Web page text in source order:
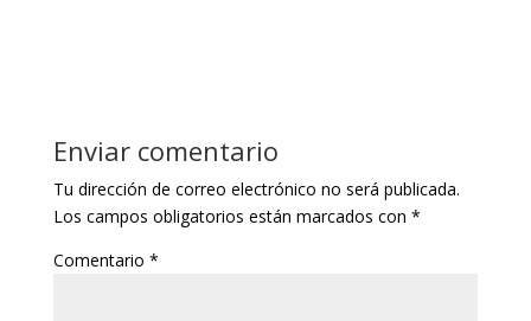
Enviar comentario
Tu dirección de correo electrónico no será publicada.
Los campos obligatorios están marcados con *
Comentario *